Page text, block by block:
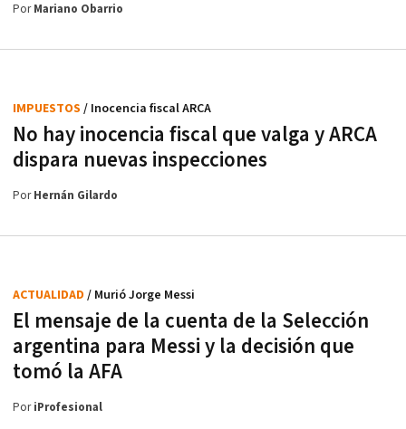
PorMariano Obarrio
No hay inocencia fiscal que valga y ARCA
dispara nuevas inspecciones
IMPUESTOS / Inocencia fiscal ARCA
PorHernán Gilardo
El mensaje de la cuenta de la Selección
argentina para Messi y la decisión que
tomó la AFA
ACTUALIDAD / Murió Jorge Messi
PoriProfesional